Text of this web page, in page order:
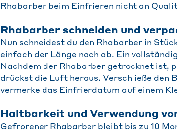
Rhabarber beim Einfrieren nicht an
Rhabarber schneiden und
Nun schneidest du den Rhabarber in
einfach der Länge nach ab. Ein
Nachdem der Rhabarber getrocknet ist,
drückst die Luft heraus. Verschließe den
vermerke das Einfrierdatum auf einem
Haltbarkeit und Verwendung
Gefrorener Rhabarber bleibt bis zu 10